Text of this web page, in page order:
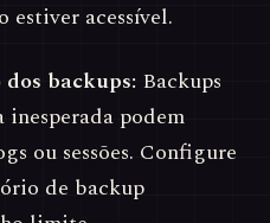
estiver acessível.
backups: Backups
inesperada podem
ou sessões. Configure
de backup